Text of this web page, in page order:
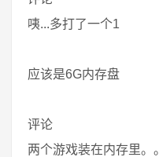
咦...多打了一个1
应该是6G内存盘
评论
两个游戏装在内存里。